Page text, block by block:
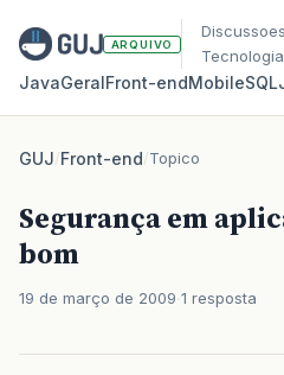
ARQUIVO
Tecnologia
JavaGeralFront‑endMobileSQL
GUJ/Front-end/Topico
Segurança em
bom
19 de março de 2009 1 resposta